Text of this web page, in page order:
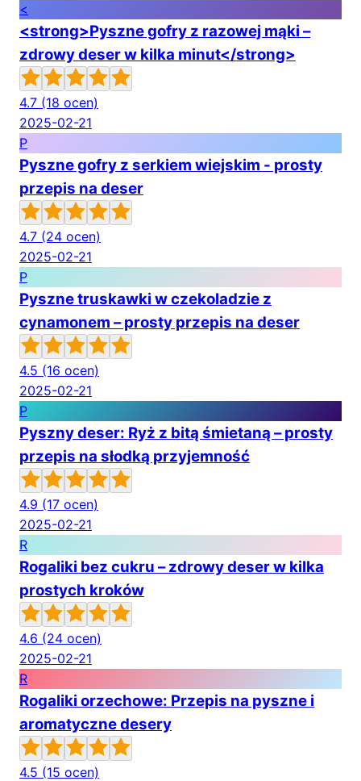
<
<strong>Pyszne gofry z razowej mąki –
zdrowy deser w kilka minut</strong>
4.7 (18 ocen)
2025-02-21
P
Pyszne gofry z serkiem wiejskim - prosty
przepis na deser
4.7 (24 ocen)
2025-02-21
P
Pyszne truskawki w czekoladzie z
cynamonem – prosty przepis na deser
4.5 (16 ocen)
2025-02-21
P
Pyszny deser: Ryż z bitą śmietaną – prosty
przepis na słodką przyjemność
4.9 (17 ocen)
2025-02-21
R
Rogaliki bez cukru – zdrowy deser w kilka
prostych kroków
4.6 (24 ocen)
2025-02-21
R
Rogaliki orzechowe: Przepis na pyszne i
aromatyczne desery
4.5 (15 ocen)